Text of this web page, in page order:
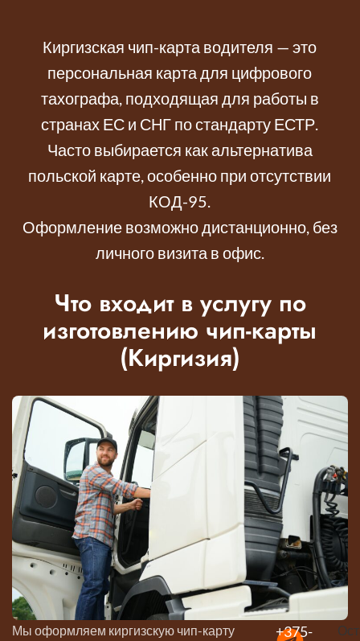
Киргизская чип-карта водителя — это
персональная карта для цифрового
тахографа, подходящая для работы в
странах ЕС и СНГ по стандарту ЕСТР.
Часто выбирается как альтернатива
польской карте, особенно при отсутствии
КОД-95.
Оформление возможно дистанционно, без
личного визита в офис.
Что входит в услугу по
изготовлению чип-карты
(Киргизия)
Мы оформляем киргизскую чип-карту
+375-